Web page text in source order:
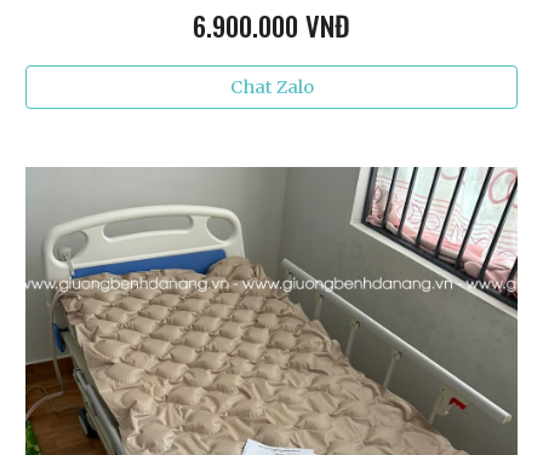
6.900.000 VNĐ
Chat Zalo